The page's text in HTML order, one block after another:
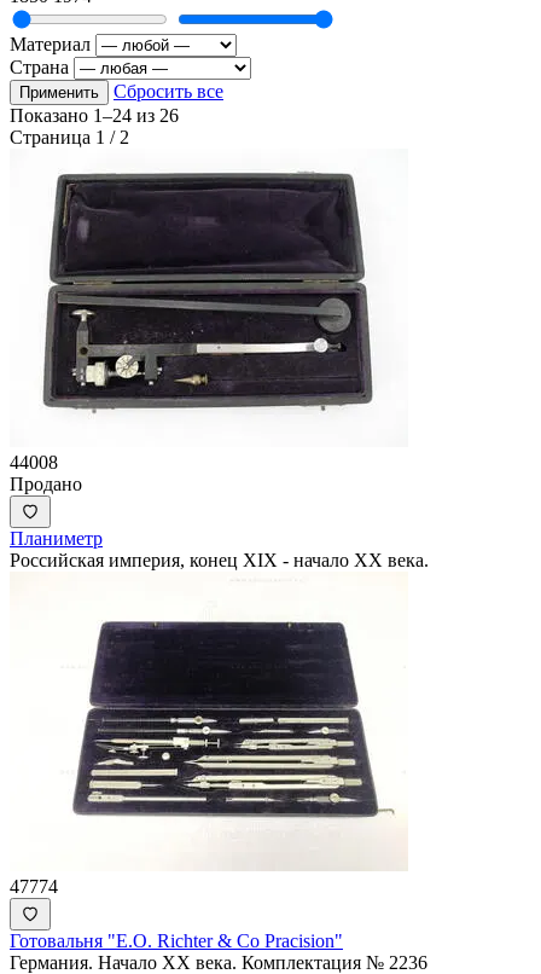
Материал
Страна
Применить
Сбросить все
Показано 1–24 из 26
Страница 1 / 2
44008
Продано
Планиметр
Российская империя, конец XIX - начало ХХ века.
47774
Готовальня "E.O. Richter & Co Pracision"
Германия. Начало XX века. Комплектация № 2236